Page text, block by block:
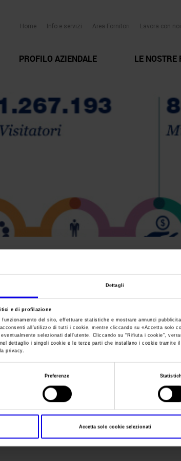
Dettagli
e di profilazione
del sito, effettuare statistiche e mostrare annunci
all’utilizzo di tutti i cookie, mentre cliccando su «Accetta solo
selezionati dall’utente. Cliccando su “Rifiuta i cookie”,
dettaglio i singoli cookie e le terze parti che installano i cookie tramite
privacy.
Preferenze
Accetta solo cookie selezionati
Home Info e servizi Area Fornitori Lavora con noi
PROFILO AZIENDALE LE NOSTRE
dativf2017_ita